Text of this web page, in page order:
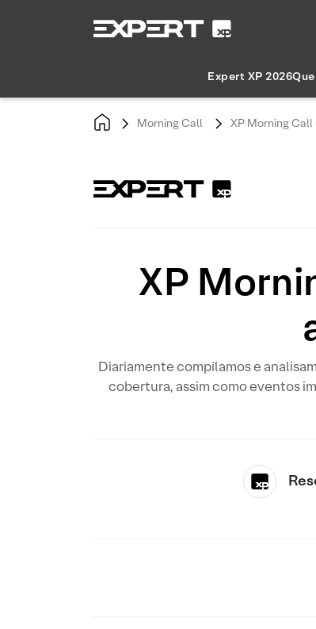
Expert XP 2026
Morning Call XP Morning
XP
Diariamente compilamos e
cobertura, assim como eventos